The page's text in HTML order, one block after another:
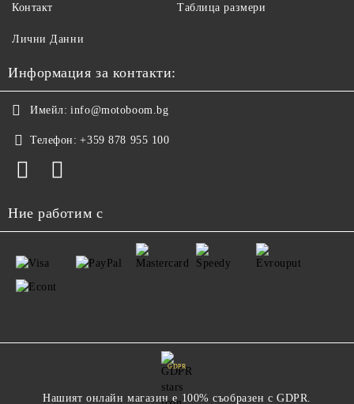
Контакт
Лични Данни
Таблица размери
Информация за контакти:
Имейл: info@motoboom.bg
Телефон: +359 878 955 100
Ние работим с
GDPR
Нашият онлайн магазин е 100% съобразен с GDPR.